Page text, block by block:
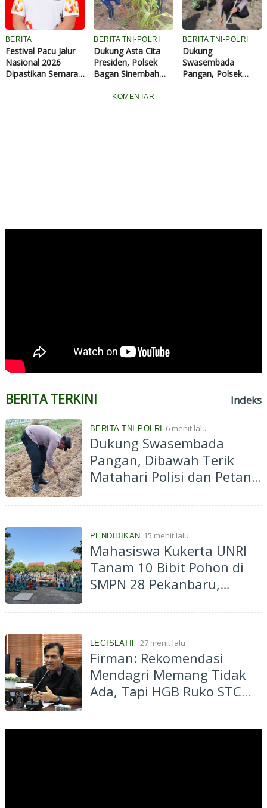
BERITA
Festival Pacu Jalur
Nasional 2026
Dipastikan Semarak,
BERITA TNI-POLRI
Dukung Asta Cita
Presiden, Polsek
Bagan Sinembah
Pertumbuhan
BERITA TNI-POLRI
Dukung
Swasembada
Pangan, Polsek
KOMENTAR
BERITA TERKINI Indeks
BERITA TNI-POLRI 6 menit lalu
Dukung Swasembada
Pangan, Dibawah Terik
Matahari Polisi dan Petani
Abu Huroiroh
PENDIDIKAN 15 menit lalu
Mahasiswa Kukerta UNRI
Tanam 10 Bibit Pohon di
SMPN 28 Pekanbaru,
School
LEGISLATIF 27 menit lalu
Firman: Rekomendasi
Mendagri Memang Tidak
Ada, Tapi HGB Ruko STC
Diperpanjang!